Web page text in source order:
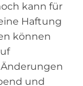
kann für
Haftung
können
und